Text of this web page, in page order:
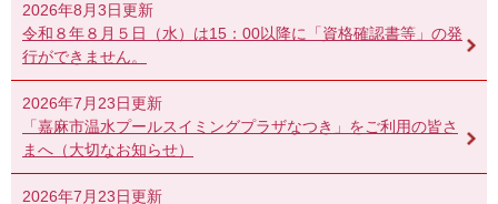
2026年8月3日更新
令和８年８月５日（水）は15：00以降に「資格確認書等」の発
行ができません。
2026年7月23日更新
「嘉麻市温水プールスイミングプラザなつき」をご利用の皆さ
まへ（大切なお知らせ）
2026年7月23日更新